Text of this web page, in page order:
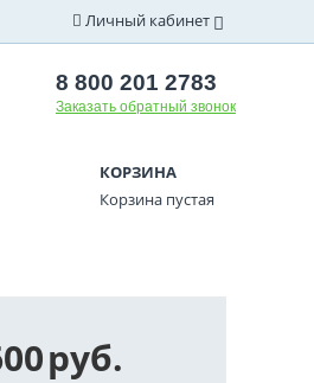
Личный кабинет
8 800 201 2783
Заказать обратный звонок
КОРЗИНА
Корзина пустая
руб.